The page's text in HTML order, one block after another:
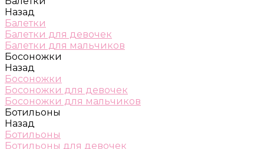
Назад
Балетки
Балетки для девочек
Балетки для мальчиков
Босоножки
Назад
Босоножки
Босоножки для девочек
Босоножки для мальчиков
Ботильоны
Назад
Ботильоны
Ботильоны для девочек